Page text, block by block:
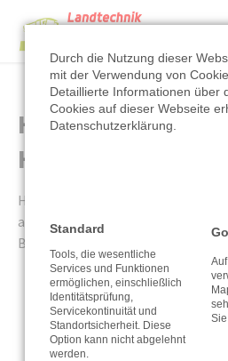
Herzlichen
Hermann
Hermann Fösten hat seine
abgeschlossen. Wir wünschen
Berufs- und Lebensweg alles
Durch die Nutzung dieser
mit der Verwendung von
Detaillierte Informationen über
Cookies auf dieser Webseite
Datenschutzerklärung.
Standard
Tools, die wesentliche
Services und Funktionen
ermöglichen, einschließlich
Identitätsprüfung,
Servicekontinuität und
Standortsicherheit. Diese
Option kann nicht abgelehnt
werden.
Sie